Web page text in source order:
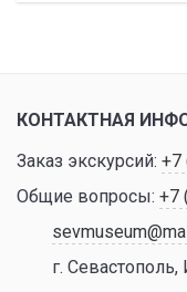
КОНТАКТНАЯ
Заказ экскурсий: +7
Общие вопросы: +7
г. Севастополь,